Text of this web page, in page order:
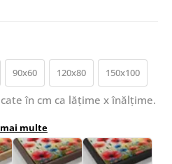
90x60 120x80 150x100
în cm ca lățime x înălțime.
multe